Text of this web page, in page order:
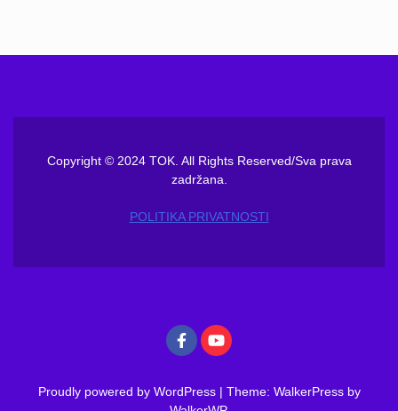
Copyright © 2024 TOK. All Rights Reserved/Sva prava
zadržana.
POLITIKA PRIVATNOSTI
Proudly powered by WordPress | Theme: WalkerPress by